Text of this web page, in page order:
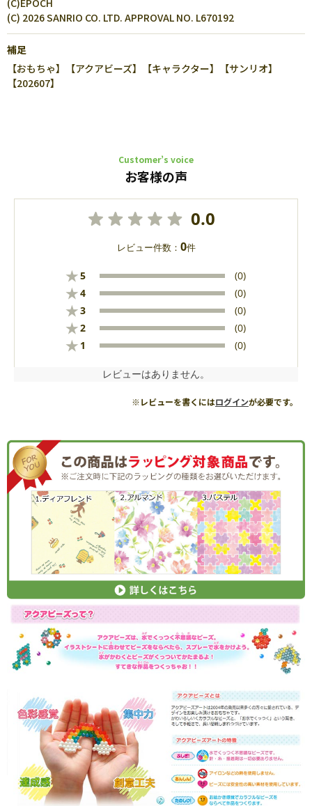
(C)EPOCH
(C) 2026 SANRIO CO. LTD. APPROVAL NO. L670192
補足
【おもちゃ】【アクアビーズ】【キャラクター】【サンリオ】
【202607】
Customer’s voice
お客様の声
0.0
レビュー件数： 0件
★5 (0)
★4 (0)
★3 (0)
★2 (0)
★ 1 (0)
レビューはありません。
※レビューを書くにはログインが必要です。